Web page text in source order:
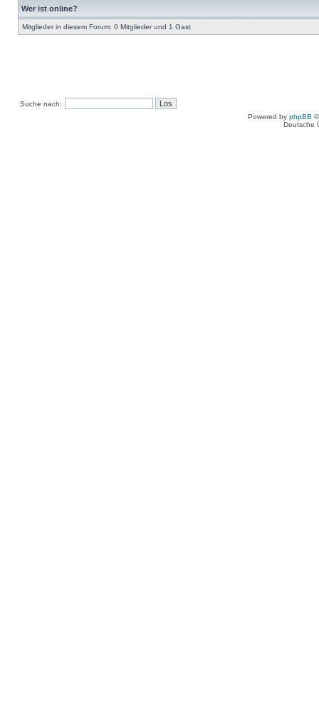
Wer ist online?
Mitglieder in diesem Forum: 0 Mitglieder und 1 Gast
Suche nach:
Powered by phpBB
Deutsche